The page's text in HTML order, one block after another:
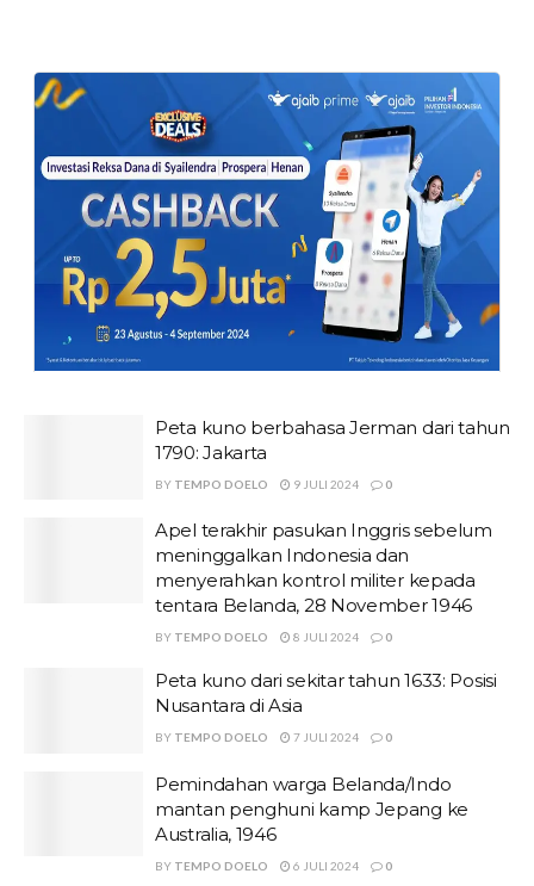
Peta kuno berbahasa Jerman dari tahun
1790: Jakarta
BY TEMPO DOELO 9 JULI 2024 0
Apel terakhir pasukan Inggris sebelum
meninggalkan Indonesia dan
menyerahkan kontrol militer kepada
tentara Belanda, 28 November 1946
BY TEMPO DOELO 8 JULI 2024 0
Peta kuno dari sekitar tahun 1633: Posisi
Nusantara di Asia
BY TEMPO DOELO 7 JULI 2024 0
Pemindahan warga Belanda/Indo
mantan penghuni kamp Jepang ke
Australia, 1946
BY TEMPO DOELO 6 JULI 2024 0